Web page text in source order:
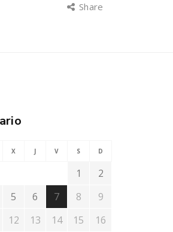
Share
X J V S D
1
2
5 6 7 8
9
12 13 14 15
16